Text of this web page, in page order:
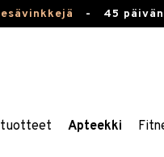
- 45
Apteekki